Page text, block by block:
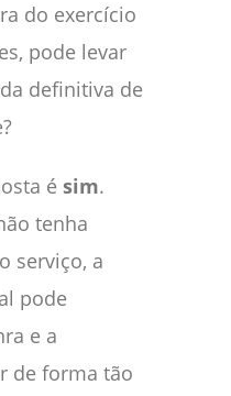
do exercício
pode levar
definitiva de
é sim.
tenha
serviço, a
pode
e a
de forma tão